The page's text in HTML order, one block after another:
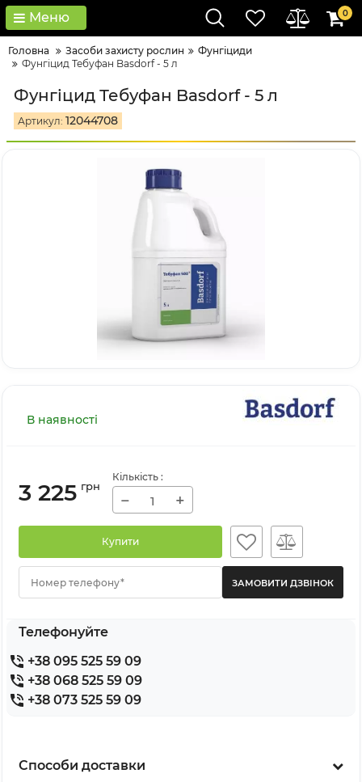
Меню 0
Головна Засоби захисту рослин
Фунгіциди
Фунгіцид Тебуфан Basdorf - 5 л
Фунгіцид Тебуфан Basdorf - 5 л
Артикул: 12044708
В наявності
3 225 грн
Кількість :
− +
Купити
Номер телефону*
Телефонуйте
+38 095 525 59 09
+38 068 525 59 09
+38 073 525 59 09
Способи доставки